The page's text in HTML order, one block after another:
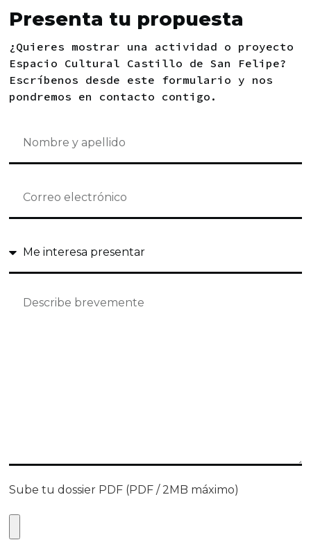
Presenta tu propuesta
¿Quieres mostrar una actividad o proyecto
Espacio Cultural Castillo de San Felipe?
Escríbenos desde este formulario y nos
pondremos en contacto contigo.
Sube tu dossier PDF (PDF / 2MB máximo)